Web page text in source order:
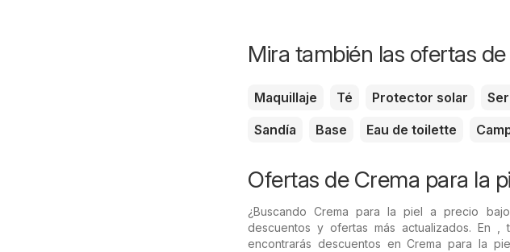
Mira también las ofertas
Maquillaje Té Protector solar
Sandía
Base Eau de toilette
Ofertas de Crema para la
¿Buscando Crema para la piel a precio
descuentos y ofertas más actualizados. En ,
encontrarás descuentos en Crema para la